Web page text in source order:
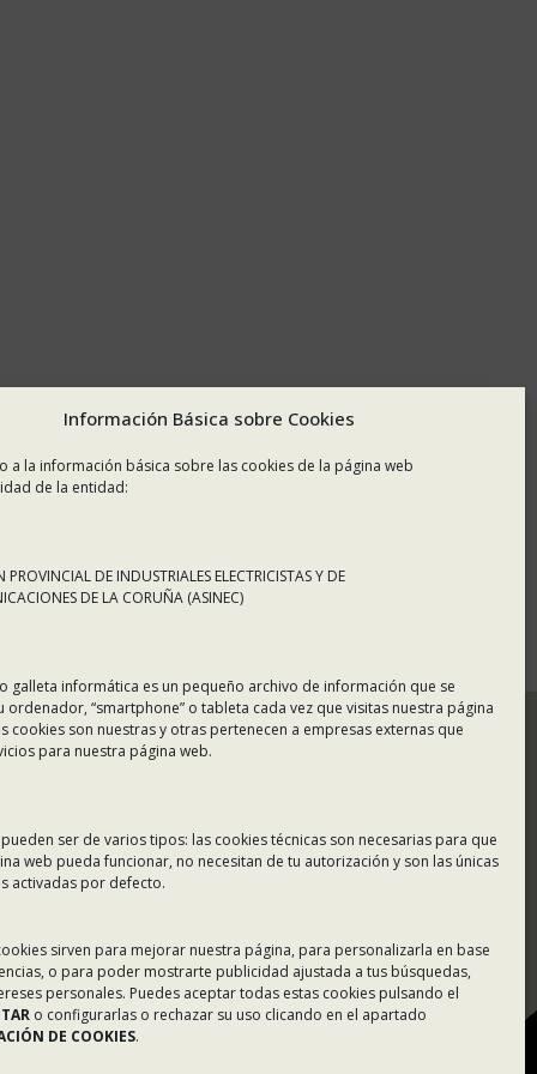
Información Básica sobre Cookies
a la información básica sobre las cookies de la página web
de la entidad:
DE INDUSTRIALES ELECTRICISTAS Y DE
DE LA CORUÑA (ASINEC)
galleta informática es un pequeño archivo de información que se
ordenador, “smartphone” o tableta cada vez que visitas nuestra página
cookies son nuestras y otras pertenecen a empresas externas que
para nuestra página web.
ser de varios tipos: las cookies técnicas son necesarias para que
web pueda funcionar, no necesitan de tu autorización y son las únicas
activadas por defecto.
sirven para mejorar nuestra página, para personalizarla en base
o para poder mostrarte publicidad ajustada a tus búsquedas,
personales. Puedes aceptar todas estas cookies pulsando el
o configurarlas o rechazar su uso clicando en el apartado
DE COOKIES.
Colaboradores
Incidencias en Expediente